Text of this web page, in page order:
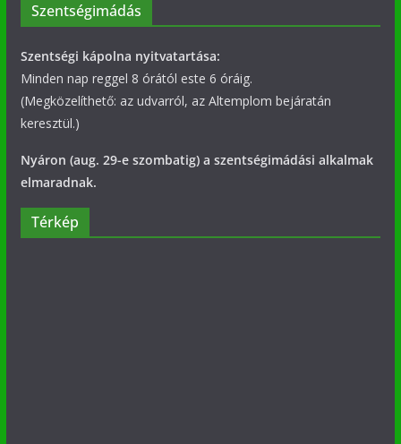
Szentségimádás
Szentségi kápolna nyitvatartása:
Minden nap reggel 8 órától este 6 óráig.
(Megközelíthető: az udvarról, az Altemplom bejáratán
keresztül.)
Nyáron (aug. 29-e szombatig) a szentségimádási alkalmak
elmaradnak.
Térkép